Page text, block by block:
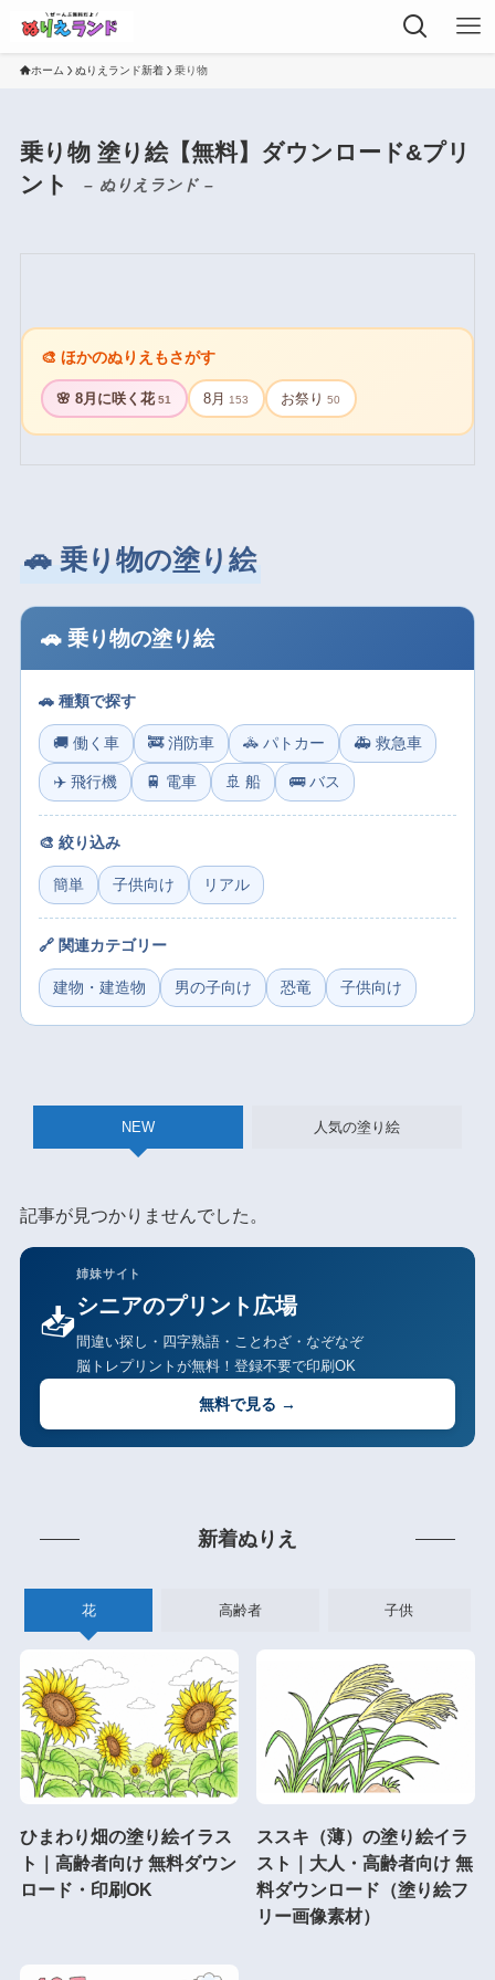
ホーム ぬりえランド新着 乗り物
乗り物 塗り絵【無料】ダウンロード&プリ
ント
– ぬりえランド –
🎨 ほかのぬりえもさがす
🌸 8月に咲く花 51 8月 153 お祭り 50
🚗 乗り物の塗り絵
🚗 乗り物の塗り絵
🚗 種類で探す
🚚 働く車 🚒 消防車 🚓 パトカー 🚑 救急車
✈️ 飛行機 🚆 電車 🚢 船 🚌 バス
🎨 絞り込み
簡単 子供向け リアル
🔗 関連カテゴリー
建物・建造物 男の子向け 恐竜 子供向け
NEW 人気の塗り絵
記事が見つかりませんでした。
📥
姉妹サイト
シニアのプリント広場
間違い探し・四字熟語・ことわざ・なぞなぞ
脳トレプリントが無料！登録不要で印刷OK
無料で見る →
新着ぬりえ
花 高齢者 子供
ひまわり畑の塗り絵イラス
ト｜高齢者向け 無料ダウン
ロード・印刷OK
ススキ（薄）の塗り絵イラ
スト｜大人・高齢者向け 無
料ダウンロード（塗り絵フ
リー画像素材）